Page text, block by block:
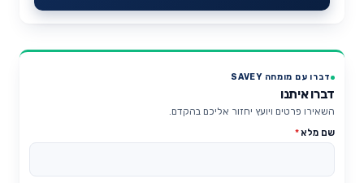
דברו עם מומחה SAVEY
דברו איתנו
השאירו פרטים ויועץ יחזור אליכם בהקדם.
שם מלא*